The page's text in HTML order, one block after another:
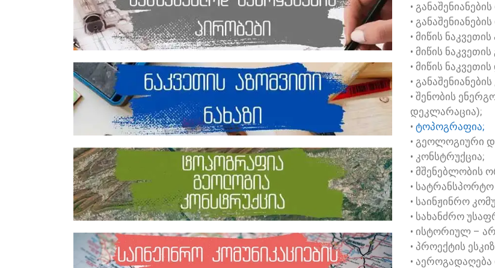
•
•
• ᲛᲘᲬᲘᲡ
• ᲛᲘᲬᲘᲡ
• ᲛᲘᲬᲘᲡ
•
• ᲨᲔᲜᲝᲑᲘᲡ
ᲓᲔᲙᲚᲐᲠᲐᲪᲘᲐ);
• ᲢᲝᲞᲝᲒᲠᲐᲤᲘᲐ;
• ᲒᲔᲝᲚᲝᲒᲘᲣᲠᲘ
• ᲙᲝᲜᲡᲢᲠᲣᲥᲪᲘᲐ;
• ᲛᲨᲔᲜᲔᲑᲚᲝᲑᲘᲡ
• ᲡᲐᲢᲠᲐᲜᲡᲞᲝᲠᲢᲝ
• ᲡᲐᲘᲜᲟᲘᲜᲠᲝ
• ᲡᲐᲮᲐᲜᲫᲠᲝ
• ᲘᲡᲢᲝᲠᲘᲣᲚ –
• ᲞᲠᲝᲔᲥᲢᲘᲡ
•